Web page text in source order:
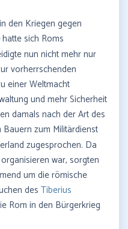
den Kriegen gegen
hatte sich Roms
nun nicht mehr nur
vorherrschenden
einer Weltmacht
und mehr Sicherheit
damals nach der Art des
zum Militärdienst
zugesprochen. Da
war, sorgten
um die römische
desTiberius
Rom in den Bürgerkrieg